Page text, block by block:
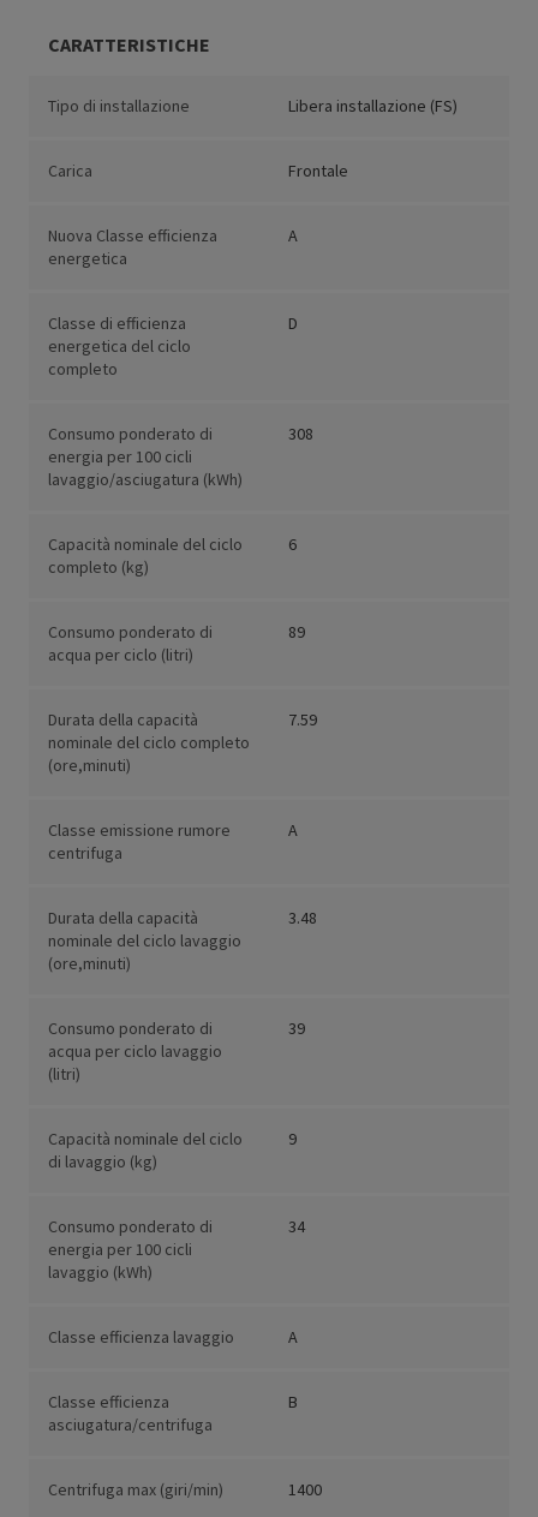
CARATTERISTICHE
Tipo di installazione Libera installazione (FS)
Carica Frontale
Nuova Classe efficienza
energetica
A
Classe di efficienza
energetica del ciclo
completo
D
Consumo ponderato di
energia per 100 cicli
lavaggio/asciugatura (kWh)
308
Capacità nominale del ciclo
completo (kg)
6
Consumo ponderato di
acqua per ciclo (litri)
89
Durata della capacità
nominale del ciclo completo
(ore,minuti)
7.59
Classe emissione rumore
centrifuga
A
Durata della capacità
nominale del ciclo lavaggio
(ore,minuti)
3.48
Consumo ponderato di
acqua per ciclo lavaggio
(litri)
39
Capacità nominale del ciclo
di lavaggio (kg)
9
Consumo ponderato di
energia per 100 cicli
lavaggio (kWh)
34
Classe efficienza lavaggio A
Classe efficienza
asciugatura/centrifuga
B
Centrifuga max (giri/min) 1400